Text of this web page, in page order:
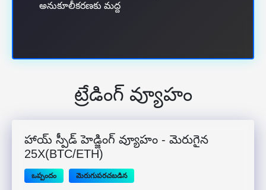
అనుకూలీకరణకు మద్ద
ట్రేడింగ్ వ్యూహం
హాయ్ స్పీడ్ హెడ్జింగ్ వ్యూహం - మెరుగైన
25X(BTC/ETH)
ఒప్పందం మెరుగుపరచబడిన